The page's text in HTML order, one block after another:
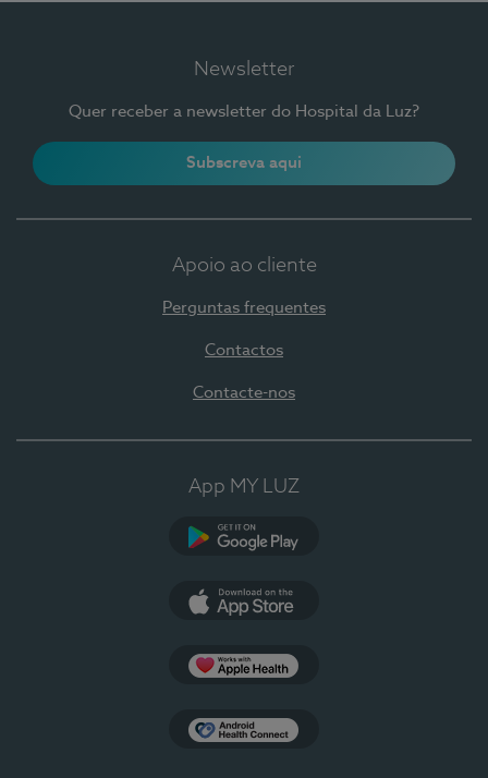
Newsletter
Quer receber a newsletter do Hospital da Luz?
Subscreva aqui
Apoio ao cliente
Perguntas frequentes
Contactos
Contacte-nos
App MY LUZ